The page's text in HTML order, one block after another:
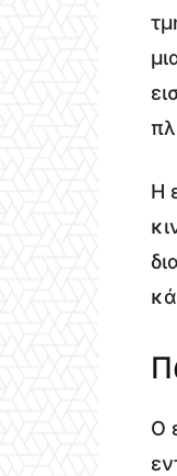
Η
Ο